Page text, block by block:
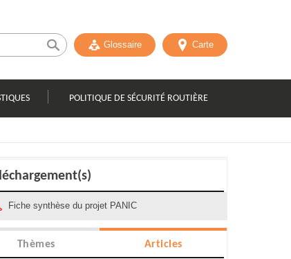
Glossaire Carte
POLITIQUE DE SÉCURITÉ ROUTIÈRE
Fiche synthèse du projet PANIC
Thèmes Articles